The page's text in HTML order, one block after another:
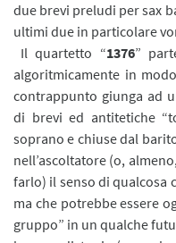
due brevi preludi per sax
ultimi due in particolare
Il quartetto “1376”
algoritmicamente in
contrappunto giunga ad
di brevi ed antitetiche
soprano e chiuse dal
nell’ascoltatore (o,
farlo) il senso di qualcosa
ma che potrebbe essere
gruppo” in un qualche